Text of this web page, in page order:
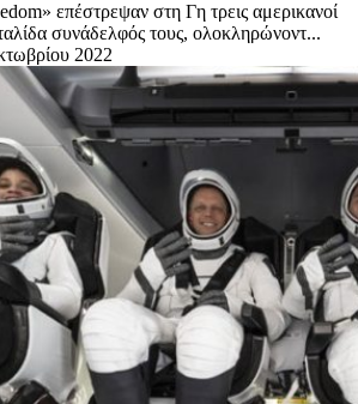
επέστρεψαν στη Γη τρεις αμερικανοί
συνάδελφός τους, ολοκληρώνοντ...
2022